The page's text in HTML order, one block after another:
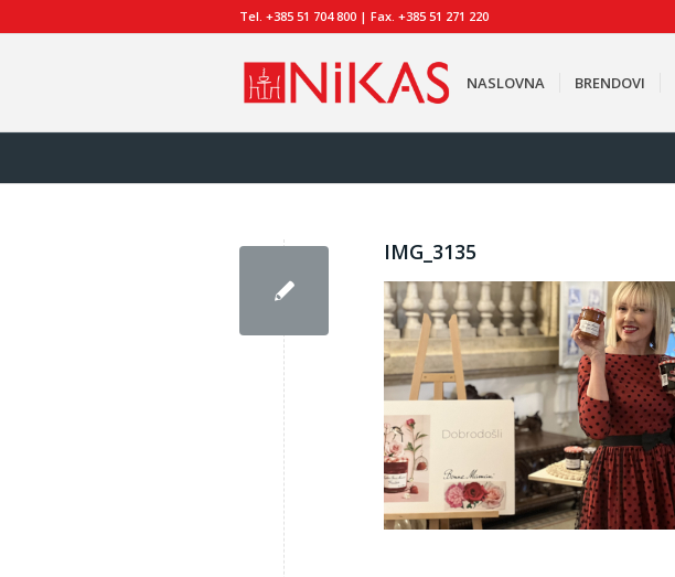
Tel. +385 51 704 800 | Fax. +385 51 271 220
NASLOVNA BRENDOVI
IMG_3135